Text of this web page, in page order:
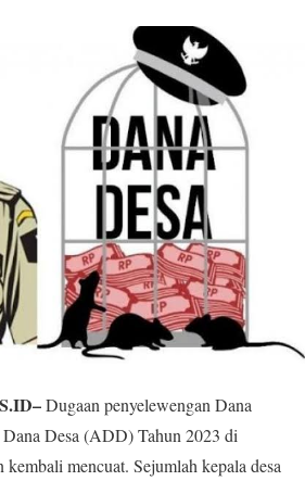
Dugaan penyelewengan Dana
Desa (ADD) Tahun 2023 di
mencuat. Sejumlah kepala desa